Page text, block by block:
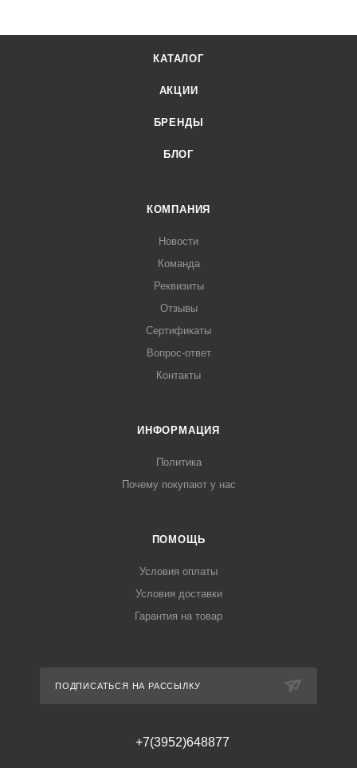
КАТАЛОГ
АКЦИИ
БРЕНДЫ
БЛОГ
КОМПАНИЯ
Новости
Команда
Реквизиты
Отзывы
Сертификаты
Вопрос-ответ
Контакты
ИНФОРМАЦИЯ
Политика
Почему покупают у нас
ПОМОЩЬ
Условия оплаты
Условия доставки
Гарантия на товар
ПОДПИСАТЬСЯ НА РАССЫЛКУ
+7(3952)648877